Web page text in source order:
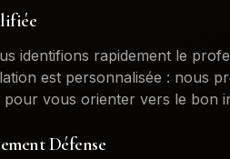
identifions rapidement le
est personnalisée : nous
vous orienter vers le bon
Défense